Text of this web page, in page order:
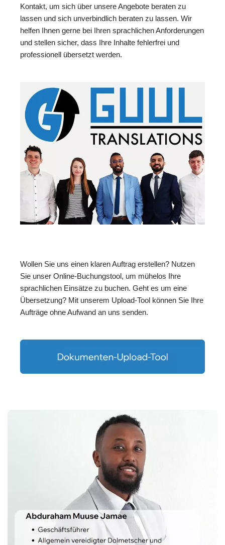
Kontakt, um sich über unsere Angebote beraten zu
lassen und sich unverbindlich beraten zu lassen. Wir
helfen Ihnen gerne bei Ihren sprachlichen Anforderungen
und stellen sicher, dass Ihre Inhalte fehlerfrei und
professionell übersetzt werden.
Wollen Sie uns einen klaren Auftrag erstellen? Nutzen
Sie unser Online-Buchungstool, um mühelos Ihre
sprachlichen Einsätze zu buchen. Geht es um eine
Übersetzung? Mit unserem Upload-Tool können Sie Ihre
Aufträge ohne Aufwand an uns senden.